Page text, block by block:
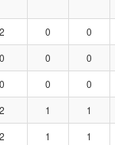
2 0 0
0 0 0
0 0 0
2 1 1
2 1 1